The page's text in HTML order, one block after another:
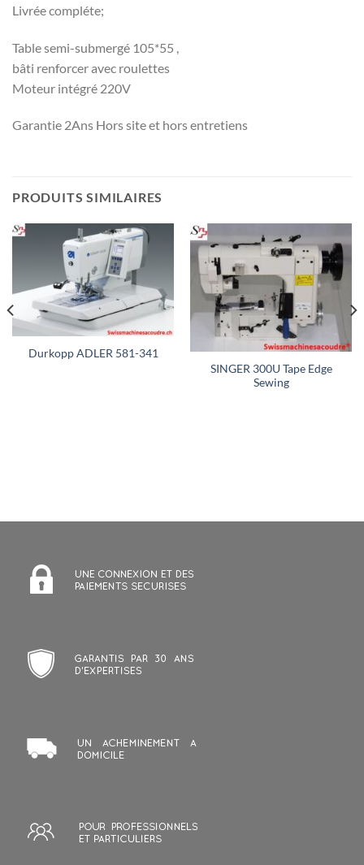
Livrée compléte;
Table semi-submergé 105*55 ,
bâti renforcer avec roulettes
Moteur intégré 220V
Garantie 2Ans Hors site et hors entretiens
PRODUITS SIMILAIRES
Durkopp ADLER 581-341
SINGER 300U Tape Edge
Sewing